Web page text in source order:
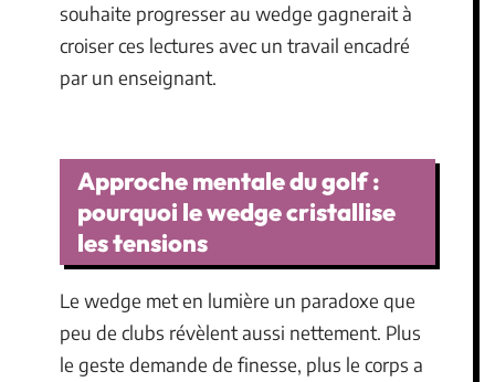
souhaite progresser au wedge gagnerait à
croiser ces lectures avec un travail encadré
par un enseignant.
Approche mentale du golf :
pourquoi le wedge cristallise
les tensions
Le wedge met en lumière un paradoxe que
peu de clubs révèlent aussi nettement. Plus
le geste demande de finesse, plus le corps a